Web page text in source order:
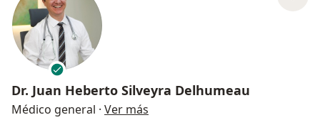
Dr. Juan Heberto Silveyra Delhumeau
Médico general · Ver más